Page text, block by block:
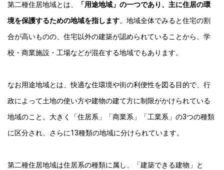
第二種住居地域とは、
「用途地域」の一つであり、主に住居の環
境を保護するための地域を指します。地域全体でみると住宅の割
合が高いものの、住宅以外の建築が認められていることから、学
校・商業施設・工場などが混在する地域でもあります。
なお用途地域とは、快適な住環境や街の利便性を図る目的で、行
政によって土地の使い方や建物の建て方に制限がかけられている
地域のこと。大きく「住居系」「商業系」「工業系」の3つの種類
に区分され、さらに13種類の地域に分けられています。
第二種住居地域は住居系の種類に属し、「建築できる建物」と